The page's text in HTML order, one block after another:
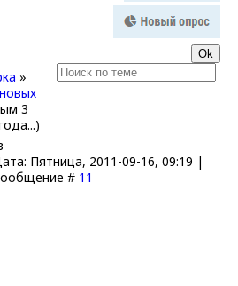
»
3
Пятница, 2011-09-16, 09:19 |
# 11